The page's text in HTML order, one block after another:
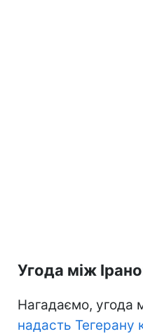
Угода між
Нагадаємо, угода
надасть Тегерану